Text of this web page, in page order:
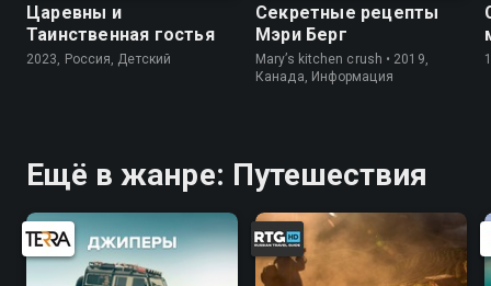
Царевны и
Таинственная гостья
2023, Россия, Детский
Секретные рецепты
Мэри Берг
Mary’s kitchen crush • 2019,
Канада, Информация
Ещё в жанре: Путешествия